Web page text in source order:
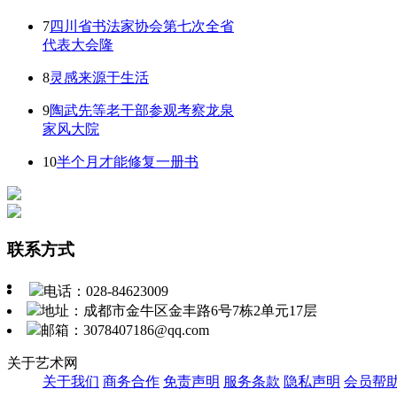
7四川省书法家协会第七次全省
代表大会隆
8灵感来源于生活
9陶武先等老干部参观考察龙泉
家风大院
10半个月才能修复一册书
联系方式
电话：028-84623009
地址：成都市金牛区金丰路6号7栋2单元17层
邮箱：3078407186@qq.com
关于艺术网
关于我们 商务合作 免责声明 服务条款 隐私声明 会员帮